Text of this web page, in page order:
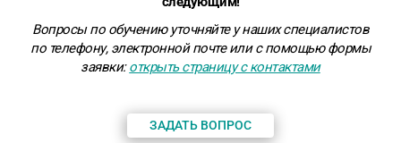
Вопросы по обучению уточняйте у наших специалистов
по телефону, электронной почте илис помощью формы
заявки:открыть страницу с контактами
ЗАДАТЬ ВОПРОС